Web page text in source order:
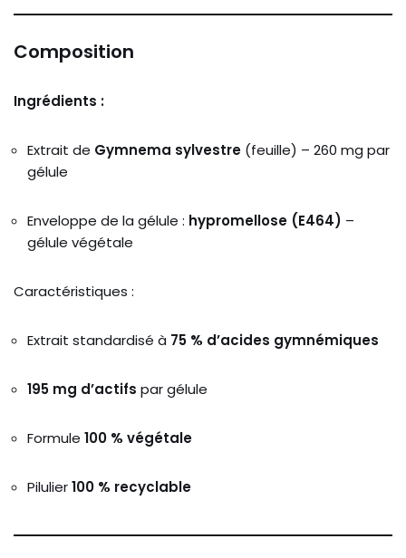
Composition
Ingrédients :
Extrait de Gymnema sylvestre (feuille) – 260 mg par
gélule
Enveloppe de la gélule : hypromellose (E464) –
gélule végétale
Caractéristiques :
Extrait standardisé à 75 % d’acides gymnémiques
195 mg d’actifs pargélule
Formule 100 % végétale
Pilulier100 % recyclable